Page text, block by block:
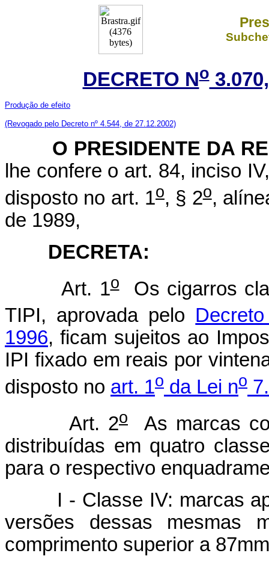
DECRETO No
Produção de efeito
(Revogado pelo Decreto nº 4.544, de 27.12.2002)
O PRESIDENTE DA
lhe confere o art. 84, inciso
disposto no art. 1o, § 2o,
de 1989,
DECRETA:
Art. 1oOs cigarros
TIPI, aprovada pelo
1996, ficam sujeitos ao
IPI fixado em reais por
disposto no art. 1o da Lei no
Art. 2o
As marcas
distribuídas em quatro
para o respectivo
I - Classe IV: marcas
versões dessas mesmas
comprimento superior a